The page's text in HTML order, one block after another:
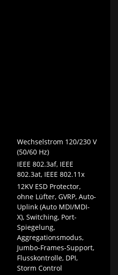
Wechselstrom 120/230 V
(50/60 Hz)
IEEE 802.3af, IEEE
802.3at, IEEE 802.11x
12KV ESD Protector,
ohne Lüfter, GVRP, Auto-
Uplink (Auto MDI/MDI-
X), Switching, Port-
Spiegelung,
Aggregationsmodus,
Jumbo-Frames-Support,
Flusskontrolle, DPI,
Storm Control